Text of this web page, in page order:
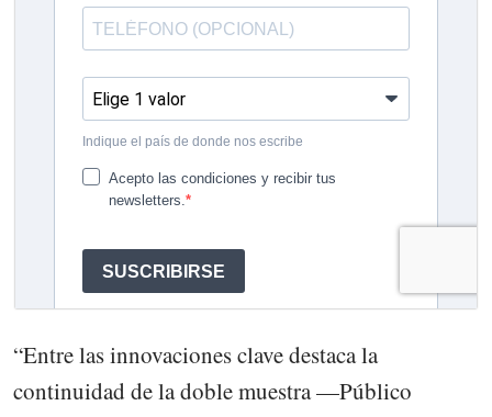
“Entre las innovaciones clave destaca la
continuidad de la doble muestra —Público